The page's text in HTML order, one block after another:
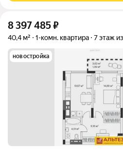
8 397 485₽
40,4 м² 1-комн. квартира 7 этаж
новостройка